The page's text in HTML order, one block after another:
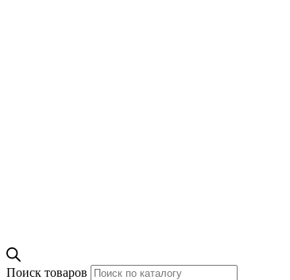
Поиск товаров